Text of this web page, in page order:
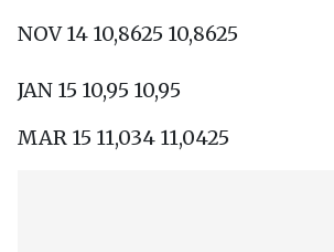
NOV 14 10,8625 10,8625
JAN 15 10,95 10,95
MAR 15 11,034 11,0425